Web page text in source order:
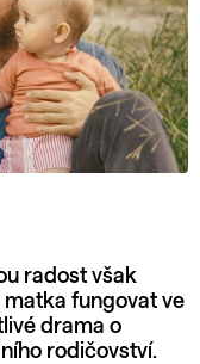
radost však
matka fungovat ve
drama o
rodičovství.